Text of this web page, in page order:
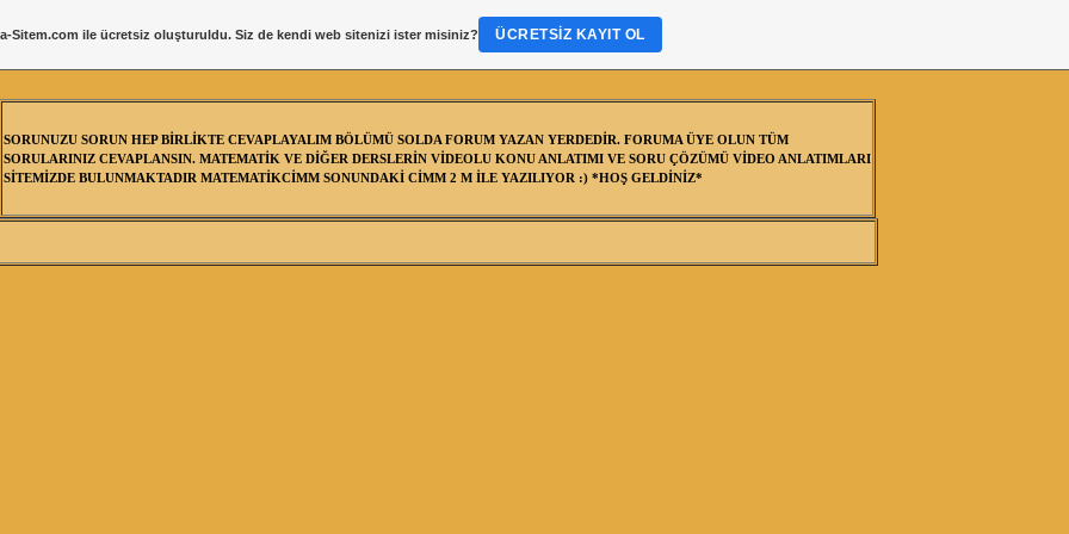
SORUNUZU SORUN HEP BİRLİKTE CEVAPLAYALIM BÖLÜMÜ SOLDA FORUM YAZAN YERDEDİR. FORUMA ÜYE OLUN TÜM
SORULARINIZ CEVAPLANSIN. MATEMATİK VE DİĞER DERSLERİN VİDEOLU KONU ANLATIMI VE SORU ÇÖZÜMÜ VİDEO ANLATIMLARI
SİTEMİZDE BULUNMAKTADIR MATEMATİKCİMM SONUNDAKİ CİMM 2 M İLE YAZILIYOR :) *HOŞ GELDİNİZ*
Sitem.com ile ücretsiz oluşturuldu. Siz de kendi web sitenizi ister misiniz? ÜCRETSIZ KAYIT OL